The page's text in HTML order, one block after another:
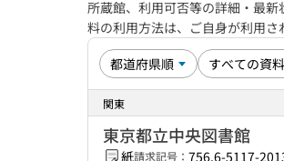
所蔵館、利用可否等の詳細・最
料の利用方法は、ご自身が利用
関東
東京都立中央図書館
紙請求記号： 756.6-5117-